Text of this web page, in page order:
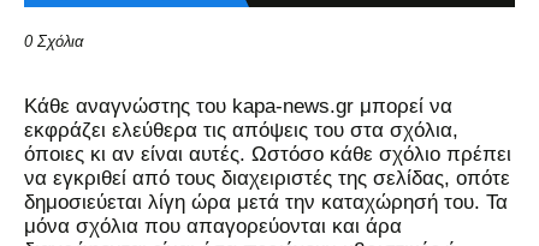
0 Σχόλια
Kάθε αναγνώστης του kapa-news.gr μπορεί να
εκφράζει ελεύθερα τις απόψεις του στα σχόλια,
όποιες κι αν είναι αυτές. Ωστόσο κάθε σχόλιο πρέπει
να εγκριθεί από τους διαχειριστές της σελίδας, οπότε
δημοσιεύεται λίγη ώρα μετά την καταχώρησή του. Τα
μόνα σχόλια που απαγορεύονται και άρα